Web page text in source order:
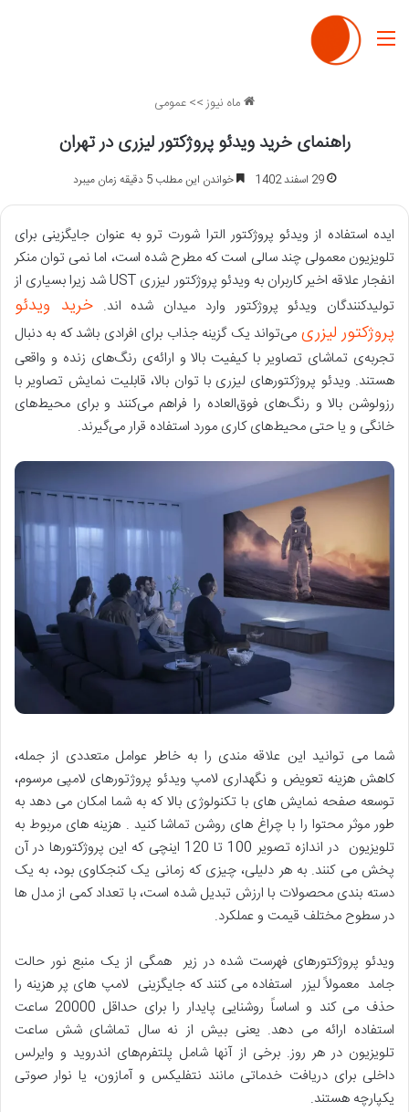
منو
ماه نیوز>>عمومی
راهنمای خرید ویدئو پروژکتور لیزری در تهران
29 اسفند 1402 خواندن این مطلب 5 دقیقه زمان میبرد
ایده استفاده از ویدئو پروژکتور الترا شورت ترو به عنوان جایگزینی برای
تلویزیون معمولی چند سالی است که مطرح شده است، اما نمی توان منکر
انفجار علاقه اخیر کاربران به ویدئو پروژکتور لیزری UST شد زیرا بسیاری از
تولیدکنندگان ویدئو پروژکتور وارد میدان شده اند.خرید ویدئو
پروژکتور لیزری می‌تواند یک گزینه جذاب برای افرادی باشد که به دنبال
تجربه‌ی تماشای تصاویر با کیفیت بالا و ارائه‌ی رنگ‌های زنده و واقعی
هستند. ویدئو پروژکتورهای لیزری با توان بالا، قابلیت نمایش تصاویر با
رزولوشن بالا و رنگ‌های فوق‌العاده را فراهم می‌کنند و برای محیط‌های
خانگی و یا حتی محیط‌های کاری مورد استفاده قرار می‌گیرند.
شما می توانید این علاقه مندی را به خاطر عوامل متعددی از جمله،
کاهش هزینه تعویض و نگهداری لامپ ویدئو پروژتورهای لامپی مرسوم،
توسعه صفحه نمایش های با تکنولوژی بالا که به شما امکان می دهد به
طور موثر محتوا را با چراغ های روشن تماشا کنید . هزینه های مربوط به
تلویزیون در اندازه تصویر 100 تا 120 اینچی که این پروژکتورها در آن
پخش می کنند. به هر دلیلی، چیزی که زمانی یک کنجکاوی بود، به یک
دسته بندی محصولات با ارزش تبدیل شده است، با تعداد کمی از مدل ها
در سطوح مختلف قیمت و عملکرد.
ویدئو پروژکتورهای فهرست شده در زیر همگی از یک منبع نور حالت
جامد معمولاً لیزر استفاده می کنند که جایگزینی لامپ های پر هزینه را
حذف می کند و اساساً روشنایی پایدار را برای حداقل 20000 ساعت
استفاده ارائه می دهد. یعنی بیش از نه سال تماشای شش ساعت
تلویزیون در هر روز. برخی از آنها شامل پلتفرم‌های اندروید و وایرلس
داخلی برای دریافت خدماتی مانند نتفلیکس و آمازون، یا نوار صوتی
یکپارچه هستند.